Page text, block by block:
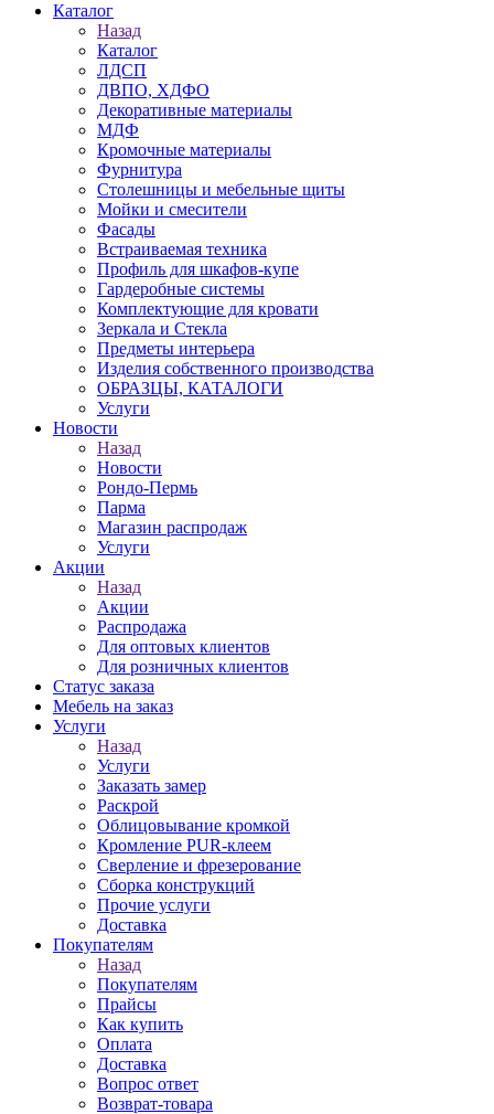
Каталог
Назад
Каталог
ЛДСП
ДВПО, ХДФО
Декоративные материалы
МДФ
Кромочные материалы
Фурнитура
Столешницы и мебельные щиты
Мойки и смесители
Фасады
Встраиваемая техника
Профиль для шкафов-купе
Гардеробные системы
Комплектующие для кровати
Зеркала и Стекла
Предметы интерьера
Изделия собственного производства
ОБРАЗЦЫ, КАТАЛОГИ
Услуги
Новости
Назад
Новости
Рондо-Пермь
Парма
Магазин распродаж
Услуги
Акции
Назад
Акции
Распродажа
Для оптовых клиентов
Для розничных клиентов
Статус заказа
Мебель на заказ
Услуги
Назад
Услуги
Заказать замер
Раскрой
Облицовывание кромкой
Кромление PUR-клеем
Сверление и фрезерование
Сборка конструкций
Прочие услуги
Доставка
Покупателям
Назад
Покупателям
Прайсы
Как купить
Оплата
Доставка
Вопрос ответ
Возврат-товара